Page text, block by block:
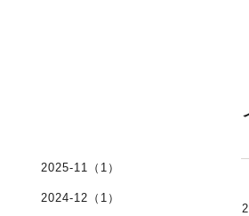
2025-11（1）
2024-12（1）